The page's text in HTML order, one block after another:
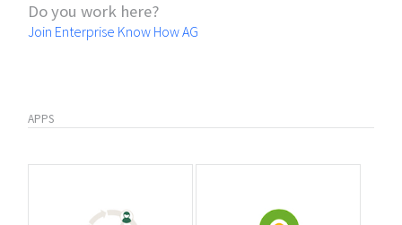
Do you work here?
Join Enterprise Know How AG
APPS